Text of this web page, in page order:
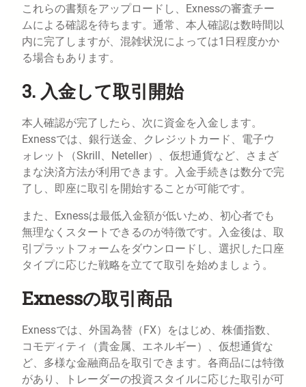
これらの書類をアップロードし、Exnessの審査チー
ムによる確認を待ちます。通常、本人確認は数時間以
内に完了しますが、混雑状況によっては1日程度かか
る場合もあります。
3. 入金して取引開始
本人確認が完了したら、次に資金を入金します。
Exnessでは、銀行送金、クレジットカード、電子ウ
ォレット（Skrill、Neteller）、仮想通貨など、さまざ
まな決済方法が利用できます。入金手続きは数分で完
了し、即座に取引を開始することが可能です。
また、Exnessは最低入金額が低いため、初心者でも
無理なくスタートできるのが特徴です。入金後は、取
引プラットフォームをダウンロードし、選択した口座
タイプに応じた戦略を立てて取引を始めましょう。
Exnessの取引商品
Exnessでは、外国為替（FX）をはじめ、株価指数、
コモディティ（貴金属、エネルギー）、仮想通貨な
ど、多様な金融商品を取引できます。各商品には特徴
があり、トレーダーの投資スタイルに応じた取引が可